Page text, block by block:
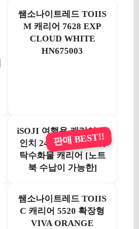
쌤소나이트레드 TOIIS
M 캐리어 7628 EXP
CLOUD WHITE
HN675003
iSOJI 여행용 캐리어 20
인치 24인치 프론트 위
탁수화물 캐리어 [노트
북 수납이 가능한]
판매 BEST!!
쌤소나이트레드 TOIIS
C 캐리어 5520 확장형
VIVA ORANGE